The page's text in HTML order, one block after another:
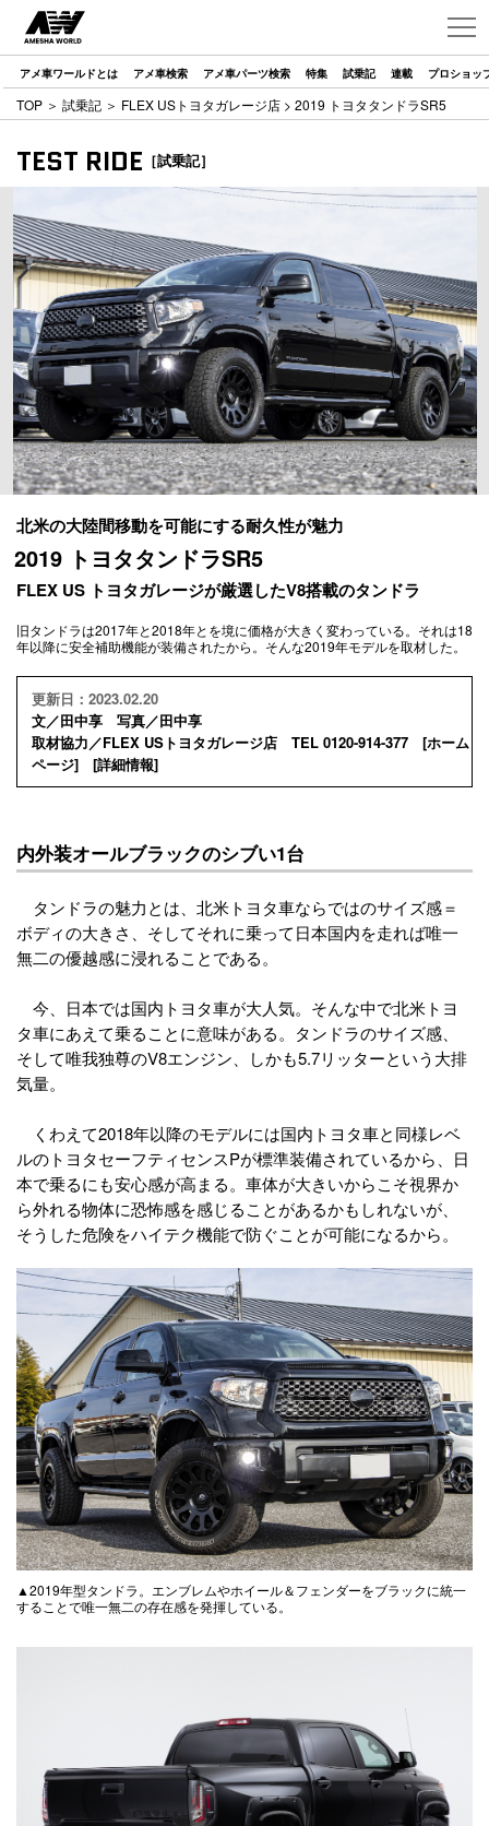
アメ車ワールドとは アメ車検索 アメ車パーツ検索 特集 試乗記 連載 プロショッ
TOP ＞ 試乗記 ＞ FLEX USトヨタガレージ店 > 2019 トヨタタンドラSR5
TEST RIDE ［試乗記］
北米の大陸間移動を可能にする耐久性が魅力
2019 トヨタタンドラSR5
FLEX US トヨタガレージが厳選したV8搭載のタンドラ
旧タンドラは2017年と2018年とを境に価格が大きく変わっている。それは18
年以降に安全補助機能が装備されたから。そんな2019年モデルを取材した。
更新日：2023.02.20
文／田中享 写真／田中享
取材協力／FLEX USトヨタガレージ店 TEL 0120-914-377 [ホーム
ページ] [詳細情報]
内外装オールブラックのシブい1台
タンドラの魅力とは、北米トヨタ車ならではのサイズ感＝
ボディの大きさ、そしてそれに乗って日本国内を走れば唯一
無二の優越感に浸れることである。
今、日本では国内トヨタ車が大人気。そんな中で北米トヨ
タ車にあえて乗ることに意味がある。タンドラのサイズ感、
そして唯我独尊のV8エンジン、しかも5.7リッターという大排
気量。
くわえて2018年以降のモデルには国内トヨタ車と同様レベ
ルのトヨタセーフティセンスPが標準装備されているから、日
本で乗るにも安心感が高まる。車体が大きいからこそ視界か
ら外れる物体に恐怖感を感じることがあるかもしれないが、
そうした危険をハイテク機能で防ぐことが可能になるから。
▲2019年型タンドラ。エンブレムやホイール＆フェンダーをブラックに統一
することで唯一無二の存在感を発揮している。